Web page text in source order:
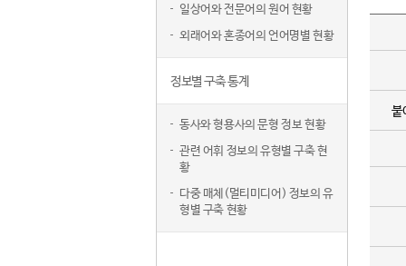
일상어와 전문어의 원어 현황
외래어와 혼종어의 언어명별 현황
정보별 구축 통계
동사와 형용사의 문형 정보 현황
관련 어휘 정보의 유형별 구축 현
황
다중 매체(멀티미디어) 정보의 유
형별 구축 현황
붙